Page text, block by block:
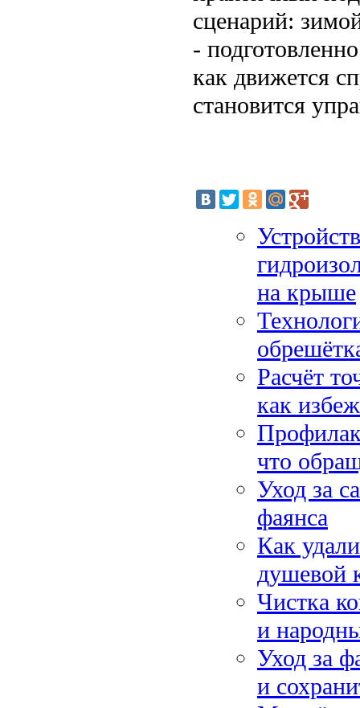
сценарий:
-
как движется
становится
на крыше
Расчёт
как
что
Уход за
фаянса
Как
душевой
Чистка
и
Уход за
и